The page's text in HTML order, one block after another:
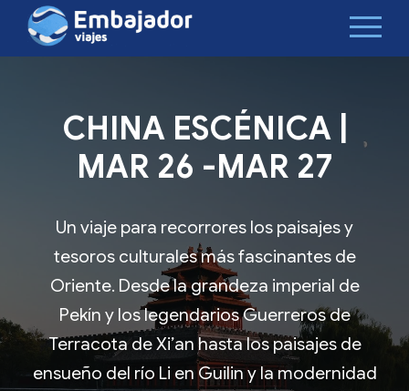
CHINA ESCÉNICA |
MAR 26 -MAR 27
Un viaje para recorrores los paisajes y
tesoros culturales más fascinantes de
Oriente. Desde la grandeza imperial de
Pekín y los legendarios Guerreros de
Terracota de Xi’an hasta los paisajes de
ensueño del río Li en Guilin y la modernidad